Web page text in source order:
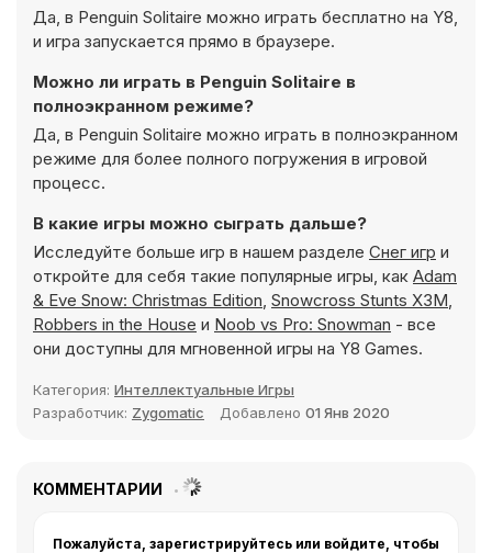
Да, в Penguin Solitaire можно играть бесплатно на Y8,
и игра запускается прямо в браузере.
Можно ли играть в Penguin Solitaire в
полноэкранном режиме?
Да, в Penguin Solitaire можно играть в полноэкранном
режиме для более полного погружения в игровой
процесс.
В какие игры можно сыграть дальше?
Исследуйте больше игр в нашем разделе Снег игр и
откройте для себя такие популярные игры, как Adam
& Eve Snow: Christmas Edition, Snowcross Stunts X3M,
Robbers in the House и Noob vs Pro: Snowman - все
они доступны для мгновенной игры на Y8 Games.
Категория: Интеллектуальные Игры
Разработчик: Zygomatic Добавлено 01 Янв 2020
КОММЕНТАРИИ
Пожалуйста, зарегистрируйтесь или войдите, чтобы